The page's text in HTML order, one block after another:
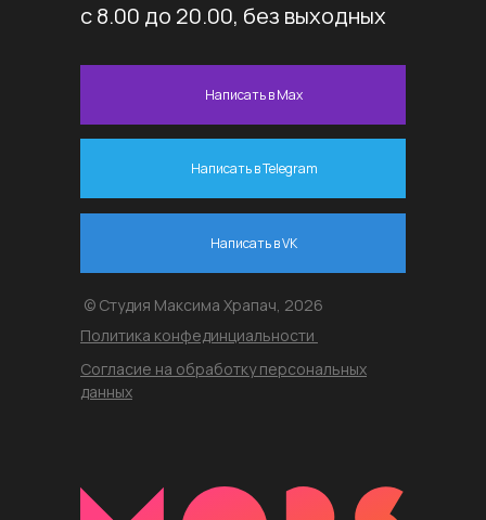
с 8.00 до 20.00, без выходных
Написать в VK
Написать в Telegram
Написать в Max
Согласие на обработку персональных
данных
Политика конфединциальности
© Студия Максима Храпач, 2026